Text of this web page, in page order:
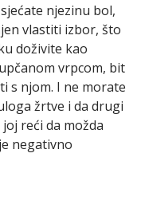
njezinu bol,
vlastiti izbor, što
doživite kao
vrpcom, bit
s njom. I ne morate
žrtve i da drugi
reći da možda
negativno